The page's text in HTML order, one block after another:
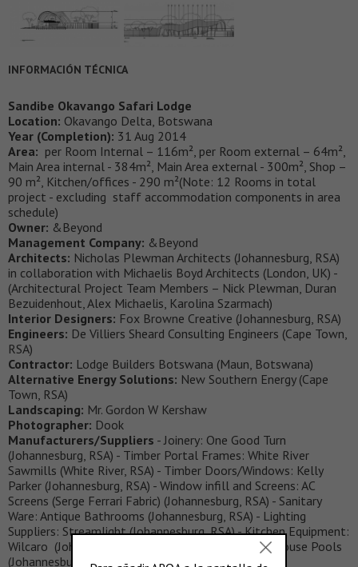
INFORMACIÓN TÉCNICA
Sandibe Okavango Safari Lodge
Location: Okavango Delta, Botswana
Year (Completion): 31 Aug 2014
Area: per Room Internal – 116m², per Room external – 64m²,
Main Area internal - 384m², Main Area external - 300m², Shop –
90 m², Kitchen/offices - 290 m²(Note: 12 Rooms in total
project - excluding staff accommodation components in area
schedule)
Owner: &Beyond
Management Company: &Beyond
Architects: Nicholas Plewman Architects (Johannesburg, RSA)
in collaboration with Michaelis Boyd Architects (London, UK) -
(Architectural Project Team Members – Nick Plewman, Duran
Bezuidenhout, Alex Michaelis, Karolina Szarmach)
Interior Designers: Fox Browne Creative (Johannesburg, RSA)
Engineers: De Villiers Sheard Consulting Engineers (Cape Town,
RSA)
Contractor: Lodge Builders Botswana (Maun, Botswana)
Alternative Energy Solutions: New Southern Energy (Cape
Town, RSA)
Landscaping: Mr. Gordon W Kershaw
Photographer: Dook
Manufacturers/Suppliers - Joinery: One Good Turn
(Johannesburg, RSA) - Timber Portal Frames: White River
Sawmills (White River, RSA) - Timber Doors/Windows: Kelly
Parker (Johannesburg, RSA) - Window infill and Screens: AC
Screens (Serge Ferrari Fabric) (Johannesburg, RSA) - Sanitary
Ware: Antique Bathrooms (Johannesburg, RSA) - Lighting
Suppliers: Streamlight (Johannesburg, RSA) - Kitchen Equipment:
Wilcaro (Johannesburg, RSA) - Pool supplier: Townhouse Pools
(Johannesburg, RSA)